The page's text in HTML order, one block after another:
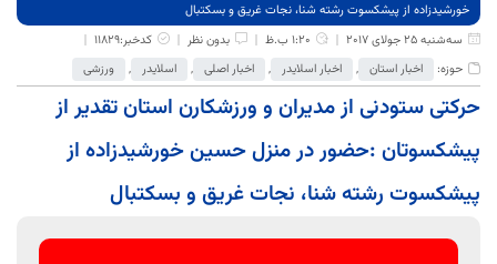
خورشیدزاده از پیشکسوت رشته شنا، نجات غریق و بسکتبال
سه‌شنبه 25 جولای 2017
1:20 ب.ظ بدون نظر
کدخبر:11829
حوزه:
اخبار استان , اخبار اسلایدر , اخبار اصلی , اسلایدر , ورزشی
حرکتی ستودنی از مدیران و ورزشکارن استان تقدیر از
پیشکسوتان :حضور در منزل حسین خورشیدزاده از
پیشکسوت رشته شنا، نجات غریق و بسکتبال